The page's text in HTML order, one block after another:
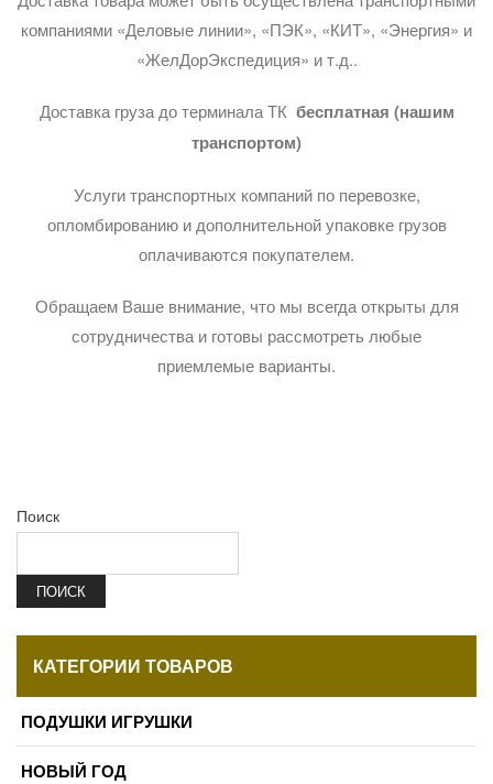
компаниями «Деловые линии», «ПЭК», «КИТ», «Энергия» и
«ЖелДорЭкспедиция» и т.д..
Доставка груза до терминала ТК бесплатная (нашим
транспортом)
Услуги транспортных компаний по перевозке,
опломбированию и дополнительной упаковке грузов
оплачиваются покупателем.
Обращаем Ваше внимание, что мы всегда открыты для
сотрудничества и готовы рассмотреть любые
приемлемые варианты.
Поиск
ПОИСК
КАТЕГОРИИ ТОВАРОВ
ПОДУШКИ ИГРУШКИ
НОВЫЙ ГОД